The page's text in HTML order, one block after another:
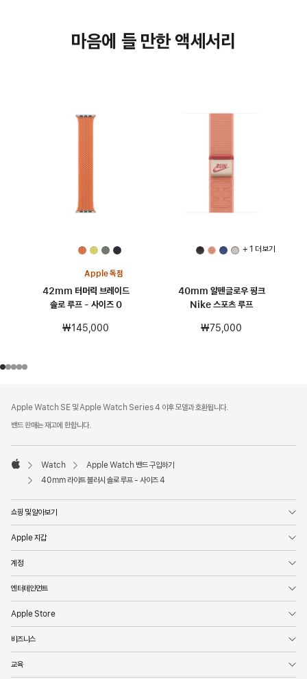
마음에 들 만한 액세서리
Apple 독점
42mm 터머릭 브레이드
솔로 루프 - 사이즈 0
₩145,000
+ 1 더 보기
40mm 알펜글로우 핑크
Nike 스포츠 루프
₩75,000
Apple Watch SE 및 Apple Watch Series 4 이후 모델과 호환됩니다.
밴드 판매는 재고에 한합니다.
Apple
Watch
Apple Watch 밴드 구입하기
40mm 라이트 블러시 솔로 루프 - 사이즈 4
쇼핑 및 알아보기
Apple 지갑
계정
엔터테인먼트
Apple Store
비즈니스
교육